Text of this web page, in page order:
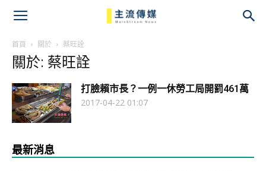
首頁 關於 蔡旺詮
關於: 蔡旺詮
打臉賴市長？一例一休勞工局開罰461萬
2017-04-22 01:07
最新消息